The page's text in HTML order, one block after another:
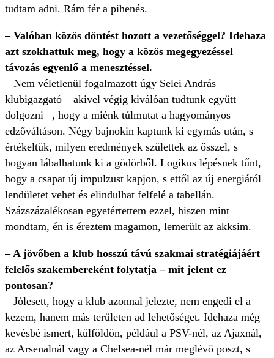
tudtam adni. Rám fér a pihenés.
– Valóban közös döntést hozott a vezetőséggel? Idehaza
azt szokhattuk meg, hogy a közös megegyezéssel
távozás egyenlő a menesztéssel.
– Nem véletlenül fogalmazott úgy Selei András
klubigazgató – akivel végig kiválóan tudtunk együtt
dolgozni –, hogy a miénk túlmutat a hagyományos
edzőváltáson. Négy bajnokin kaptunk ki egymás után, s
értékeltük, milyen eredmények születtek az ősszel, s
hogyan lábalhatunk ki a gödörből. Logikus lépésnek tűnt,
hogy a csapat új impulzust kapjon, s ettől az új energiától
lendületet vehet és elindulhat felfelé a tabellán.
Százszázalékosan egyetértettem ezzel, hiszen mint
mondtam, én is éreztem magamon, lemerült az akksim.
– A jövőben a klub hosszú távú szakmai stratégiájáért
felelős szakembereként folytatja – mit jelent ez
pontosan?
– Jólesett, hogy a klub azonnal jelezte, nem engedi el a
kezem, hanem más területen ad lehetőséget. Idehaza még
kevésbé ismert, külföldön, például a PSV-nél, az Ajaxnál,
az Arsenalnál vagy a Chelsea-nél már meglévő poszt, s